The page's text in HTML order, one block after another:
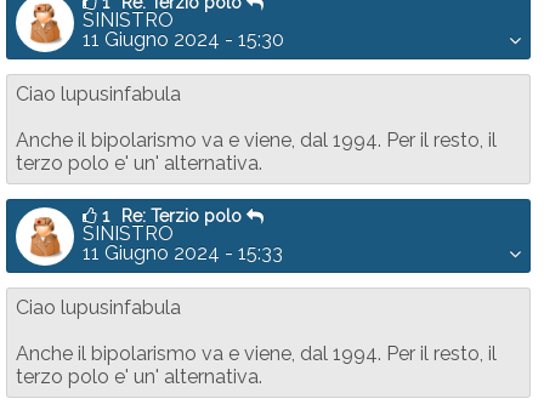
SINISTRO
11 Giugno 2024 - 15:30
Ciao lupusinfabula
Anche il bipolarismo va e viene, dal 1994. Per il resto, il
terzo polo e' un' alternativa.
1 Re: Terzio polo
SINISTRO
11 Giugno 2024 - 15:33
Ciao lupusinfabula
Anche il bipolarismo va e viene, dal 1994. Per il resto, il
terzo polo e' un' alternativa.